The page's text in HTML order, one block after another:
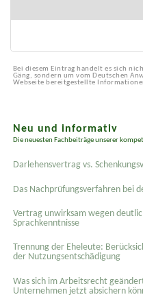
Bei diesem Eintrag handelt es sich
Gäng, sondern um vom Deutschen
Webseite bereitgestellte
Neu und informativ
Die neuesten Fachbeiträge unserer
Darlehensvertrag vs.
Das Nachprüfungsverfahren bei
Vertrag unwirksam wegen
Sprachkenntnisse
Trennung der Eheleute:
der Nutzungsentschädigung
Was sich im Arbeitsrecht
Unternehmen jetzt absichern